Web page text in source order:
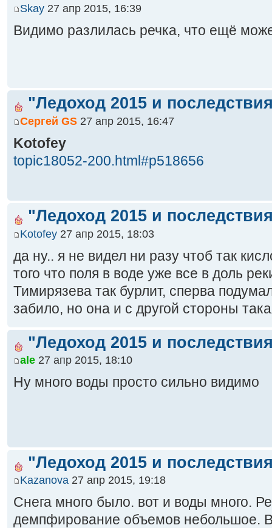
Skay 27 апр 2015, 16:39
Видимо разлилась речка, что ещё
"Ледоход 2015 и
Сергей GS 27 апр 2015, 16:47
Kotofey
topic18052-200.html#p518656
"Ледоход 2015 и
Kotofey 27 апр 2015, 18:03
да ну.. я не видел ни разу чтоб так
того что поля в воде уже все в доль
Тимирязева так бурлит, сперва
забило, но она и с другой стороны
"Ледоход 2015 и
ale 27 апр 2015, 18:10
Ну много воды просто сильно видимо
"Ледоход 2015 и
Kazanova 27 апр 2015, 19:18
Снега много было. вот и воды много.
демпфирование объемов небольшое.